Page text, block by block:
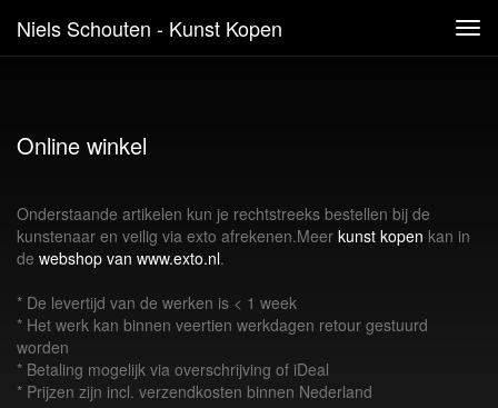
Niels Schouten - Kunst Kopen
Online winkel
Onderstaande artikelen kun je rechtstreeks bestellen bij de
kunstenaar en veilig via exto afrekenen.Meer kunst kopen kan in
de webshop van www.exto.nl.
* De levertijd van de werken is < 1 week
* Het werk kan binnen veertien werkdagen retour gestuurd
worden
* Betaling mogelijk via overschrijving of iDeal
* Prijzen zijn incl. verzendkosten binnen Nederland